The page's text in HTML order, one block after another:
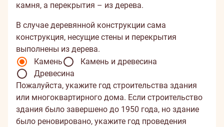
камня, а перекрытия – из дерева.
В случае деревянной конструкции сама
конструкция, несущие стены и перекрытия
выполнены из дерева.
Камень
Камень и древесина
Древесина
Пожалуйста, укажите год строительства здания
или многоквартирного дома. Если строительство
здания было завершено до 1950 года, но здание
было реновировано, укажите год проведения